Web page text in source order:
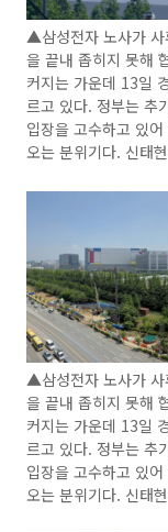
▲삼성전자 노사가 사
을 끝내 좁히지 못해
커지는 가운데 13일
르고 있다. 정부는 추
입장을 고수하고 있
오는 분위기다. 신태
▲삼성전자 노사가 사
을 끝내 좁히지 못해
커지는 가운데 13일
르고 있다. 정부는 추
입장을 고수하고 있
오는 분위기다. 신태